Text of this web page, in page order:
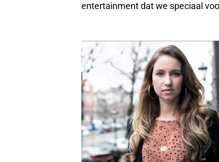
entertainment dat we speciaal